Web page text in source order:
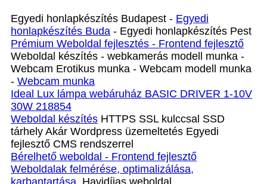
Egyedi honlapkészítés Budapest - Egyedi
honlapkészítés Buda - Egyedi honlapkészítés Pest
Prémium Weboldal fejlesztés‎ - Frontend fejlesztő
Weboldal készítés - webkamerás modell munka -
Webcam Erotikus munka - Webcam modell munka
- Webcam munka
Ideal Lux lámpa webáruház BASIC DRIVER 1-10V
30W 218854
Weboldal készítés HTTPS SSL kulccsal SSD
tárhely Akár Wordpress üzemeltetés Egyedi
fejlesztő CMS rendszerrel
Bérelhető weboldal - Frontend fejlesztő
Weboldalak felmérése, optimalizálása,
karbantartása. Havidíjas weboldal